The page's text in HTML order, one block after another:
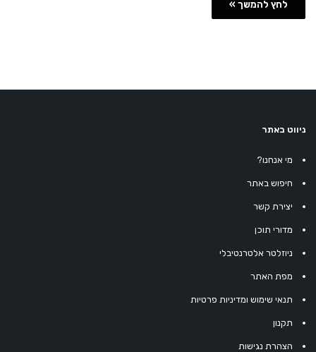
לחץ להמשך »
ניווט באתר
מי אנחנו?
חיפוש באתר
יצירת קשר
מדורי תוכן
ניוזלטר אלטרנטיבלי
מפת האתר
תנאי שימוש ומדיניות פרטיות
תקנון
הצהרת נגישות